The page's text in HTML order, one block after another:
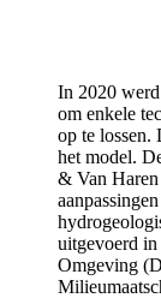
In 2020
om enkele
op te lossen.
het model.
& Van
uitgevoerd
Omgeving